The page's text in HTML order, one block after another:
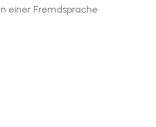
einer Fremdsprache